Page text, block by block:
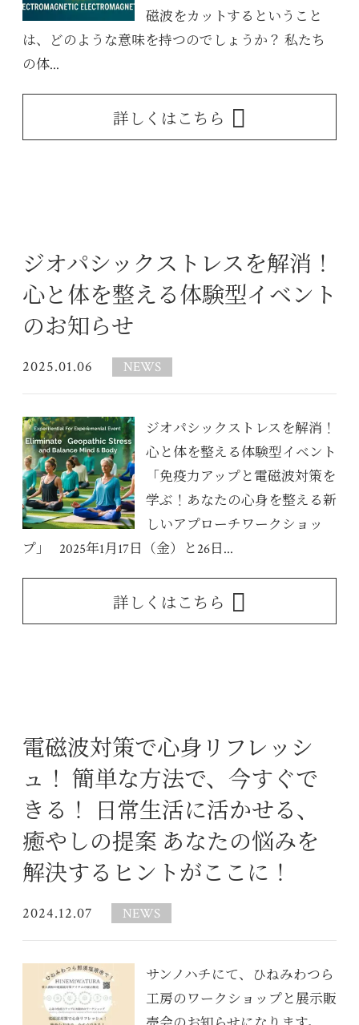
磁波をカットするということ
は、どのような意味を持つのでしょうか？ 私たち
の体...
詳しくはこちら
ジオパシックストレスを解消！
心と体を整える体験型イベント
のお知らせ
2025.01.06 NEWS
ジオパシックストレスを解消！
心と体を整える体験型イベント
「免疫力アップと電磁波対策を
学ぶ！あなたの心身を整える新
しいアプローチワークショッ
プ」 2025年1月17日（金）と26日...
詳しくはこちら
電磁波対策で心身リフレッシ
ュ！ 簡単な方法で、今すぐで
きる！ 日常生活に活かせる、
癒やしの提案 あなたの悩みを
解決するヒントがここに！
2024.12.07 NEWS
サンノハチにて、ひねみわつら
工房のワークショップと展示販